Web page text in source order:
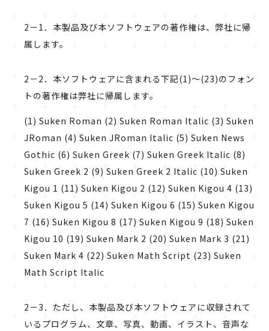
2－1．本製品及び本ソフトウェアの著作権は、弊社に帰
属します。
2－2．本ソフトウェアに含まれる下記(1)～(23)のフォン
トの著作権は弊社に帰属します。
(1) Suken Roman (2) Suken Roman Italic (3) Suken
JRoman (4) Suken JRoman Italic (5) Suken News
Gothic (6) Suken Greek (7) Suken Greek Italic (8)
Suken Greek 2 (9) Suken Greek 2 Italic (10) Suken
Kigou 1 (11) Suken Kigou 2 (12) Suken Kigou 4 (13)
Suken Kigou 5 (14) Suken Kigou 6 (15) Suken Kigou
7 (16) Suken Kigou 8 (17) Suken Kigou 9 (18) Suken
Kigou 10 (19) Suken Mark 2 (20) Suken Mark 3 (21)
Suken Mark 4 (22) Suken Math Script (23) Suken
Math Script Italic
2－3．ただし、本製品及び本ソフトウェアに収録されて
いるプログラム、文章、写真、動画、イラスト、音声な